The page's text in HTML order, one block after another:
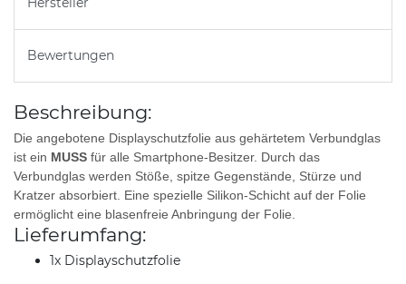
Bewertungen
Beschreibung:
Die angebotene Displayschutzfolie aus gehärtetem Verbundglas
ist ein MUSS für alle Smartphone-Besitzer. Durch das
Verbundglas werden Stöße, spitze Gegenstände, Stürze und
Kratzer absorbiert. Eine spezielle Silikon-Schicht auf der Folie
ermöglicht eine blasenfreie Anbringung der Folie.
Lieferumfang:
1x Displayschutzfolie